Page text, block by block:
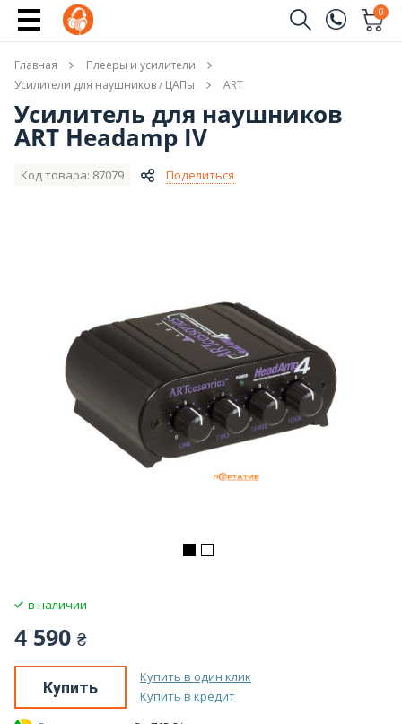
(096)
(044)
0
Имя
Телефон
Главная
Плееры и усилители
Усилители для наушников / ЦАПы
ART
Усилитель для наушников
ART Headamp IV
Код товара: 87079 Поделиться
в наличии
4 590 ₴
Купить
Купить в один клик
Купить в кредит
Купить